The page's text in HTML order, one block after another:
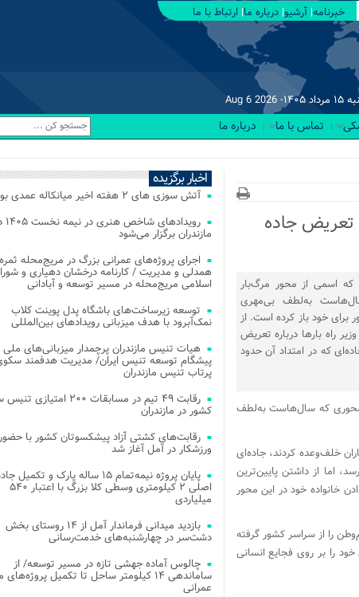
خبرنامه آرشیو درباره ما ارتباط با ما
۱۴۰۵- Aug 6 2026
تماس با ما درباره ما
تعریض جاده
که اسمی از محور مرگ‌بار
به‌لطف بی‌مهری
خود باز کرده است. از
راه بارها درباره تعریض
که در امتداد آن حدود
محوری که سال‌هاست به‌لطف
خلف‌وعده کردند، جاده‌ای
و جمعیت ثابت آن به بیش از ۴۰ هزار نفر می‌رسد، اما از داشتن پایین‌ترین
خانواده خود در این محور
شهرستان میاندورود با بی‌تدبیری مسئولان در حدود چهار سال اخیر جان ۴۰ هم‌وطن را از سراسر کشور گرفته
را بر روی فجایع انسانی
اخبار برگزیده
آتش‌ سوزی‌ های ۲ هفته اخیر میانکاله عمدی بود
مازندران برگزار می‌شود
اجرای پروژه‌های عمرانی بزرگ در مریج‌محله ثمره
همدلی و مدیریت / کارنامه درخشان دهیاری و
اسلامی مریج‌محله در مسیر توسعه و آبادانی
توسعه زیرساخت‌های باشگاه پدل پوینت کلاب
نمک‌آبرود با هدف میزبانی رویدادهای بین‌المللی
هیات تنیس مازندران پرچمدار میزبانی‌های ملی
پیشگام توسعه تنیس ایران/ مدیریت هدفمند
پرتاب تنیس مازندران
رقابت ۴۹ تیم در مسابقات ۲۰۰
کشور در مازندران
ورزشکار در آمل آغاز شد
پایان پروژه نیمه‌تمام ۱۵ ساله پارک و تکمیل
اصلی ۲ کیلومتری وسطی کلا بزرگ با اعتبار ۵۴۰
میلیاردی
بازدید میدانی فرماندار آمل از ۱۴ روستای بخش
دشت‌سر در چهارشنبه‌های خدمت‌رسانی
چالوس آماده جهشی تازه در مسیر توسعه/ از
ساماندهی ۱۴ کیلومتر ساحل تا تکمیل پروژه‌های
عمرانی